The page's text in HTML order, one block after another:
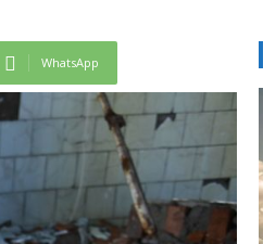
WhatsApp